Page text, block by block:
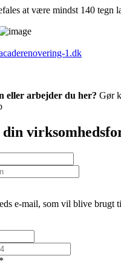
at være mindst 140 tegn
1.dk
eller arbejder du her? Gør
e-mail, som vil blive brugt
*